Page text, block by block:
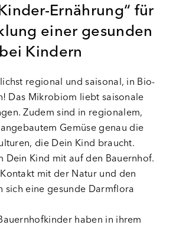
Ernährung“ für
einer gesunden
Kindern
regional und saisonal, in Bio-
Das Mikrobiom liebt saisonale
Zudem sind in regionalem,
Gemüse genau die
die Dein Kind braucht.
Dein Kind mit auf den Bauernhof.
mit der Natur und den
sich eine gesunde Darmflora
haben in ihrem